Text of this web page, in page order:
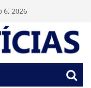
6, 2026